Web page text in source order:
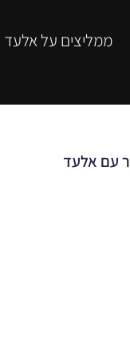
ממליצים על אלעד
עם אלעד